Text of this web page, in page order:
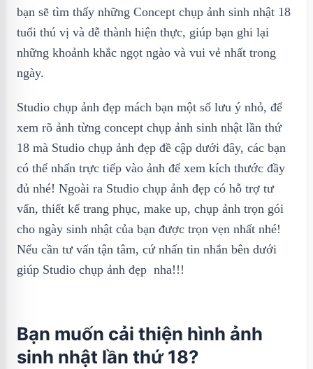
bạn sẽ tìm thấy những Concept chụp ảnh sinh nhật 18
tuổi thú vị và dễ thành hiện thực, giúp bạn ghi lại
những khoảnh khắc ngọt ngào và vui vẻ nhất trong
ngày.
Studio chụp ảnh đẹp mách bạn một số lưu ý nhỏ, để
xem rõ ảnh từng concept chụp ảnh sinh nhật lần thứ
18 mà Studio chụp ảnh đẹp đề cập dưới đây, các bạn
có thể nhấn trực tiếp vào ảnh để xem kích thước đầy
đủ nhé! Ngoài ra Studio chụp ảnh đẹp có hỗ trợ tư
vấn, thiết kế trang phục, make up, chụp ảnh trọn gói
cho ngày sinh nhật của bạn được trọn vẹn nhất nhé!
Nếu cần tư vấn tận tâm, cứ nhấn tin nhắn bên dưới
giúp Studio chụp ảnh đẹp nha!!!
Bạn muốn cải thiện hình ảnh
sinh nhật lần thứ 18?